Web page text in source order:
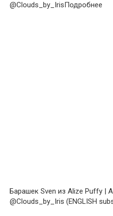
@Clouds_by_IrisПодробнее
Барашек Sven из Alize Puffy |
@Clouds_by_Iris (ENGLISH